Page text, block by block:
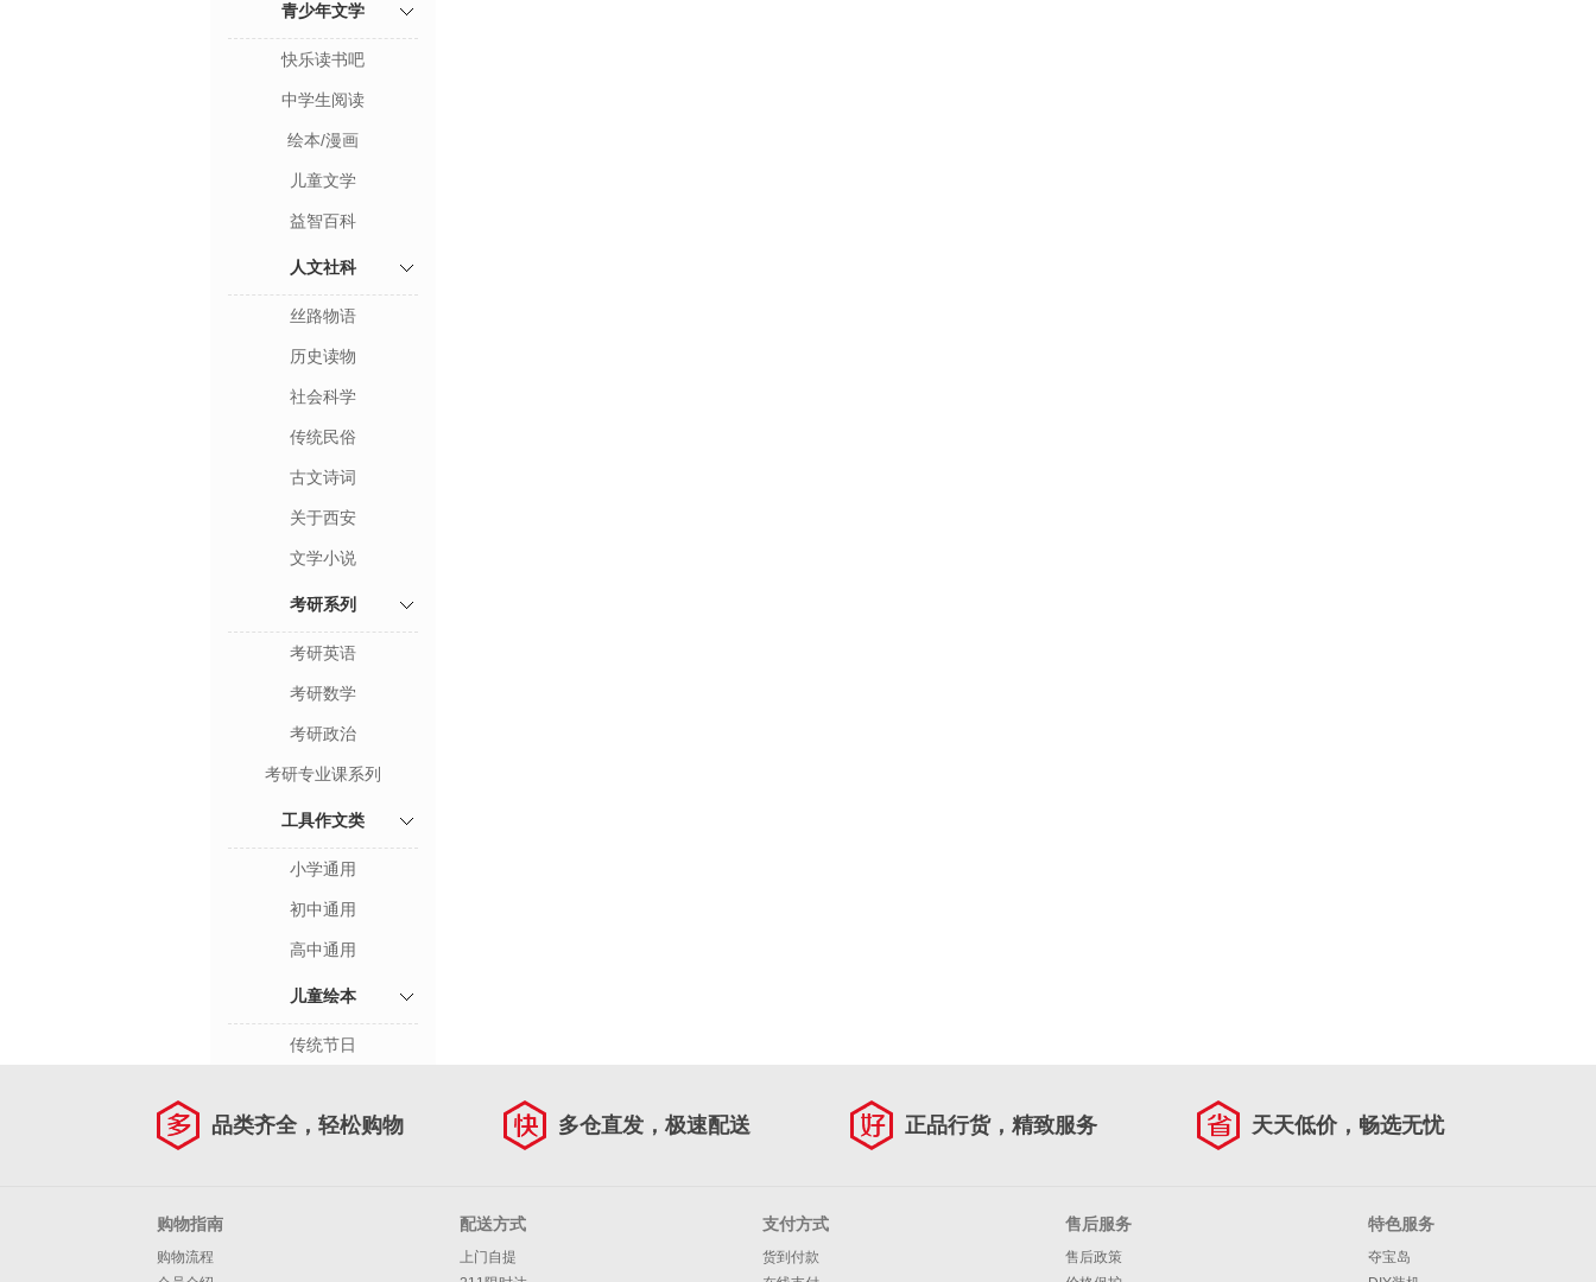
青少年文学
快乐读书吧
中学生阅读
绘本/漫画
儿童文学
益智百科
人文社科
丝路物语
历史读物
社会科学
传统民俗
古文诗词
关于西安
文学小说
考研系列
考研英语
考研数学
考研政治
考研专业课系列
工具作文类
小学通用
初中通用
高中通用
儿童绘本
传统节日
品类齐全，轻松购物 多仓直发，极速配送 正品行货，精致服务 天天低价，畅选无忧
购物指南
购物流程
配送方式
上门自提
支付方式
货到付款
售后服务
售后政策
特色服务
夺宝岛